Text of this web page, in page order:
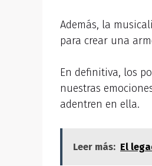
Además, la
para crear una
En definitiva, los
nuestras
adentren en ella.
Leer más: El